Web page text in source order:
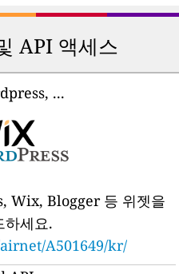
API 액세스
...
Wix, Blogger 등 위젯을
하세요.
A501649/kr/